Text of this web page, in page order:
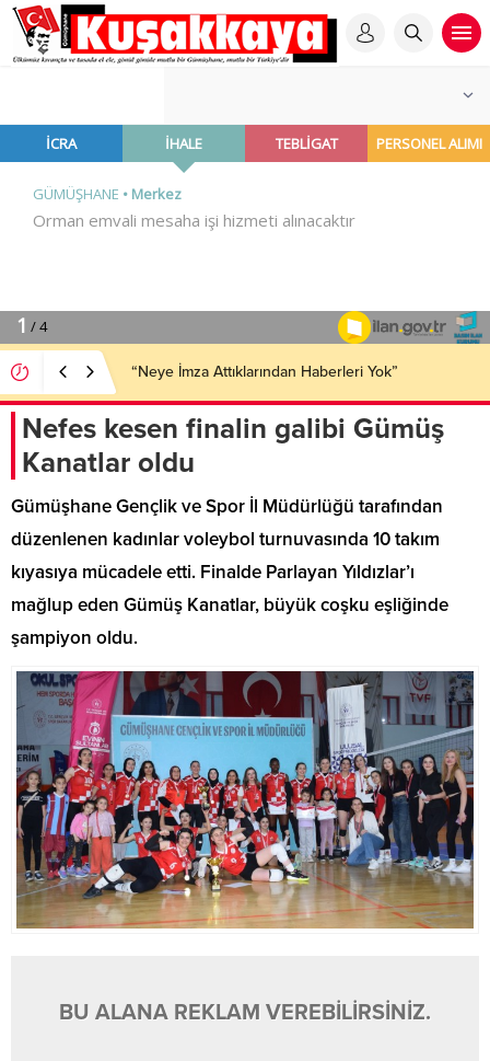
“Neye İmza Attıklarından Haberleri Yok”
Nefes kesen finalin galibi Gümüş
Kanatlar oldu
Gümüşhane Gençlik ve Spor İl Müdürlüğü tarafından
düzenlenen kadınlar voleybol turnuvasında 10 takım
kıyasıya mücadele etti. Finalde Parlayan Yıldızlar’ı
mağlup eden Gümüş Kanatlar, büyük coşku eşliğinde
şampiyon oldu.
BU ALANA REKLAM VEREBİLİRSİNİZ.